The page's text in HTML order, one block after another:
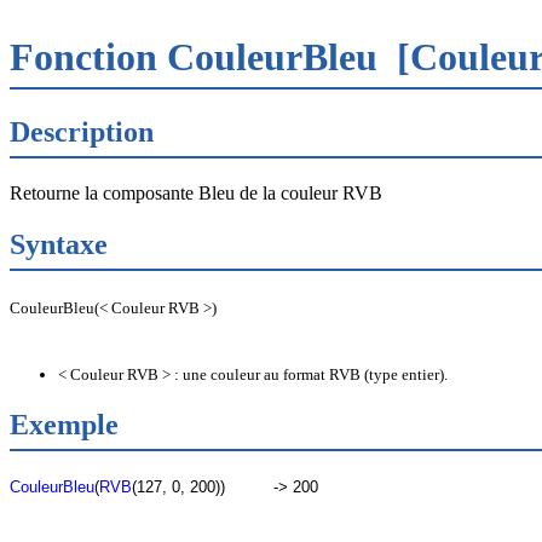
Fonction CouleurBleu
Description
Retourne la composante Bleu de la couleur RVB
Syntaxe
CouleurBleu(< Couleur RVB >)
< Couleur RVB > : une couleur au format RVB (type entier).
Exemple
CouleurBleu(RVB(127, 0, 200)) -> 200